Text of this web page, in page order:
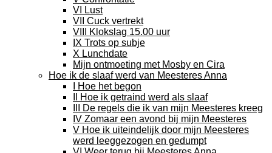
VI Lust
VII Cuck vertrekt
VIII Klokslag 15.00 uur
IX Trots op subje
X Lunchdate
Mijn ontmoeting met Mosby en Cira
Hoe ik de slaaf werd van Meesteres Anna
I Hoe het begon
II Hoe ik getraind werd als slaaf
III De regels die ik van mijn Meesteres kreeg
IV Zomaar een avond bij mijn Meesteres
V Hoe ik uiteindelijk door mijn Meesteres
werd leeggezogen en gedumpt